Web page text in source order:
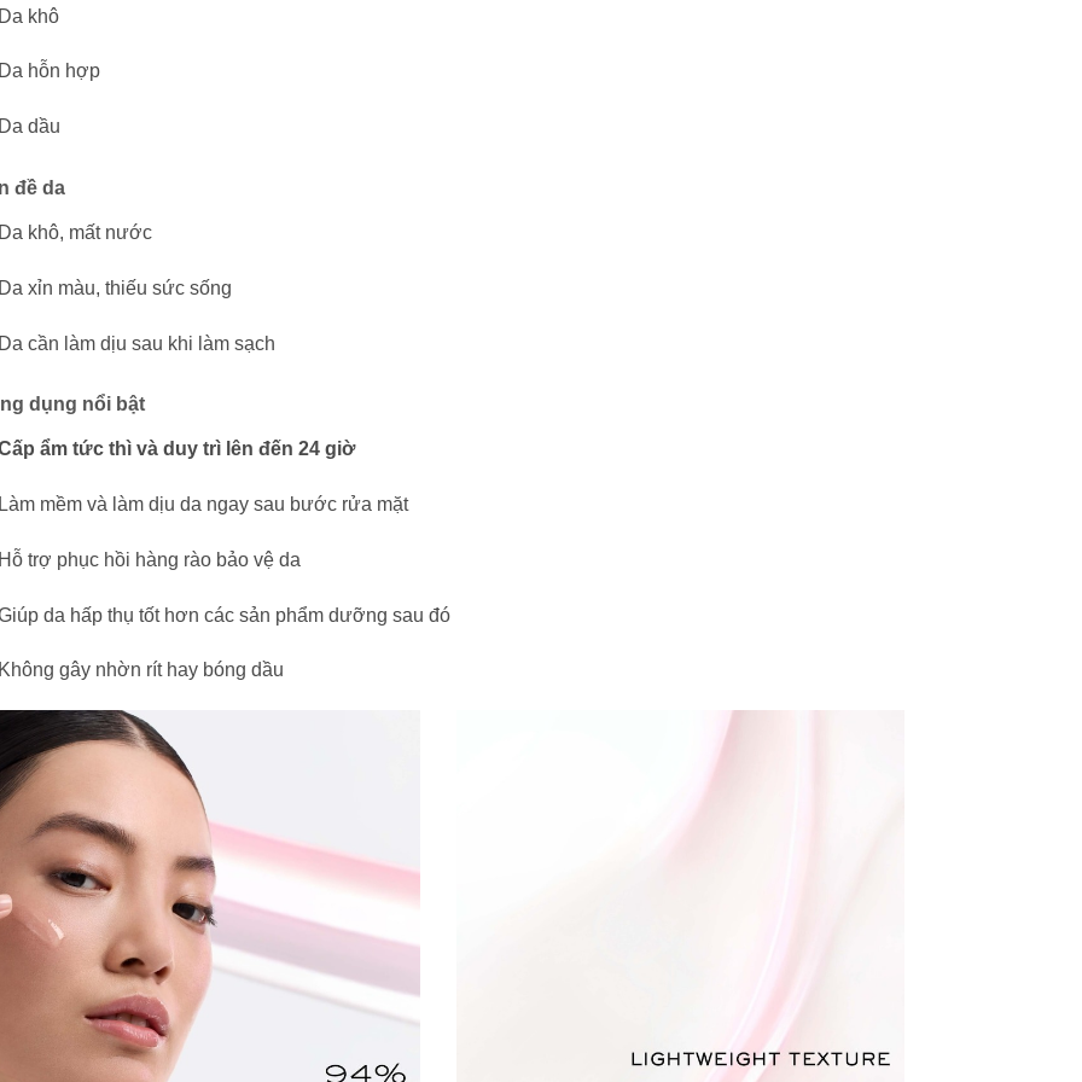
Da khô
Da hỗn hợp
Da dầu
đề da
Da khô, mất nước
Da xỉn màu, thiếu sức sống
Da cần làm dịu sau khi làm sạch
dụng nổi bật
ẩm tức thì và duy trì lên đến 24 giờ
Làm mềm và làm dịu da ngay sau bước rửa mặt
Hỗ trợ phục hồi hàng rào bảo vệ da
da hấp thụ tốt hơn các sản phẩm dưỡng sau đó
Không gây nhờn rít hay bóng dầu